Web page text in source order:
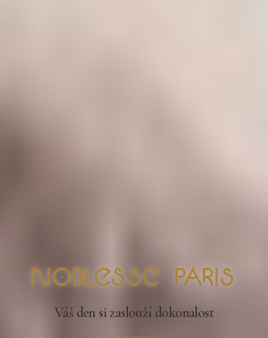
nOblesse Paris
Váš den si zaslouží dokonalost